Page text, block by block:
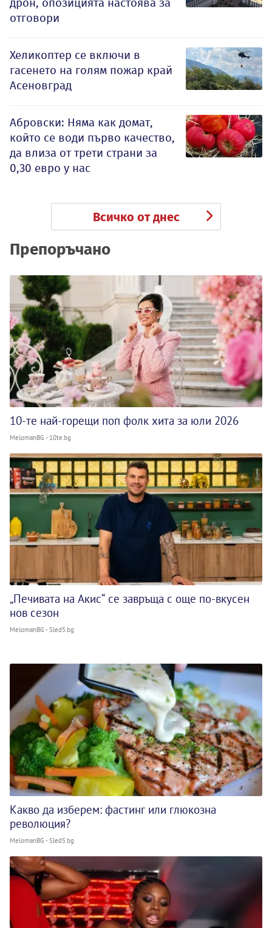
отговори
Хеликоптер се включи в
гасенето на голям пожар край
Асеновград
Абровски: Няма как домат,
който се води първо качество,
да влиза от трети страни за
0,30 евро у нас
Всичко от днес
Препоръчано
10-те най-горещи поп фолк хита за юли 2026
MelomanBG - 10te.bg
„Печивата на Акис“ се завръща с още по-вкусен
нов сезон
MelomanBG - Sled5.bg
Какво да изберем: фастинг или глюкозна
революция?
MelomanBG - Sled5.bg